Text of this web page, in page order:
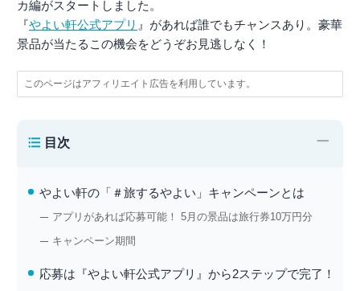
カ編がスタートしました。
『やよい軒公式アプリ 』があれば誰でもチャンスあり。豪華
景品が当たるこの機会をどうぞお見逃しなく！
このページはアフィリエイト広告を利用しています。
目次 −
やよい軒の「＃旅するやよい」キャンペーンとは
アプリがあれば応募可能！ 5月の景品は旅行券10万円分
キャンペーン期間
応募は『やよい軒公式アプリ』から2ステップで完了！